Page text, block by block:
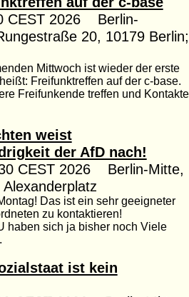
CEST 2026 Berlin-
20, 10179 Berlin;
Mittwoch ist wieder der erste
Freifunktreffen auf der c-base.
Freifunkende treffen und Kontakte
weist
der AfD nach!
CEST 2026 Berlin-Mitte,
Das ist ein sehr geeigneter
zu kontaktieren!
haben sich ja bisher noch Viele
ist kein